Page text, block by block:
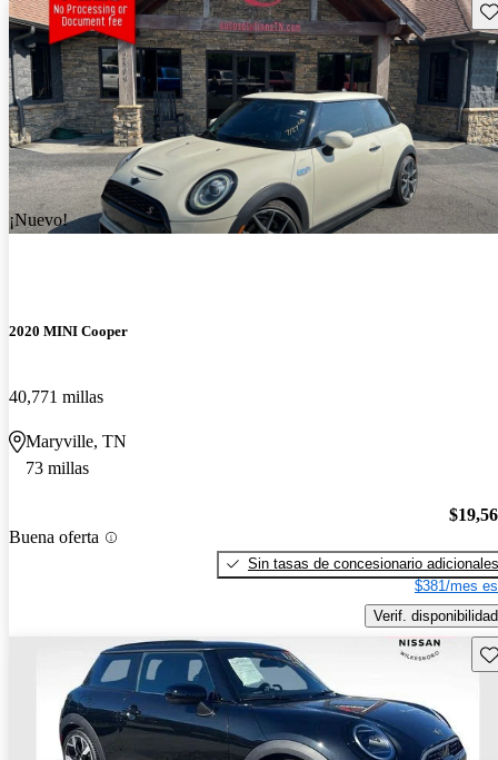
¡Nuevo!
2020 MINI Cooper
40,771 millas
Maryville, TN
73 millas
Buena oferta
Sin tasas de concesionario adicionales
$381/mes
Verif. disponibilidad